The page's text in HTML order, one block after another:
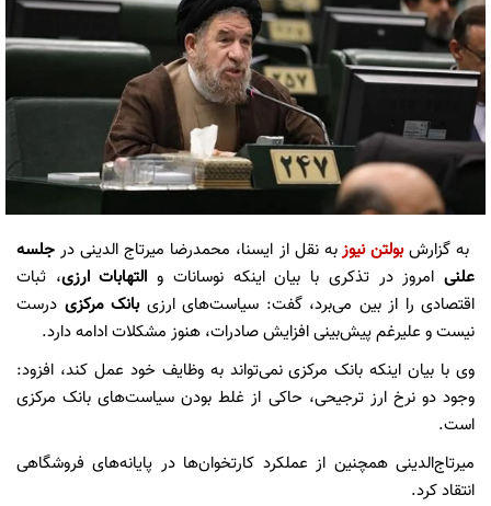
به گزارشبولتن نیوزبه نقل از ایسنا، محمدرضا میرتاج الدینی در جلسه
علنی امروز در تذکری با بیان اینکه نوسانات و التهابات ارزی، ثبات
اقتصادی را از بین می‌برد، گفت: سیاست‌های ارزی بانک مرکزی درست
نیست و علیرغم پیش‌بینی افزایش صادرات، هنوز مشکلات ادامه دارد.
وی با بیان اینکه بانک مرکزی نمی‌تواند به وظایف خود عمل کند، افزود:
وجود دو نرخ ارز ترجیحی، حاکی از غلط بودن سیاست‌های بانک مرکزی
است.
میرتاج‌الدینی همچنین از عملکرد کارتخوان‌ها در پایانه‌های فروشگاهی
انتقاد کرد.